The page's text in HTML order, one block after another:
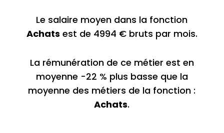
Le salaire moyen dans la fonction
Achats est de 4994 € bruts par mois.
La rémunération de ce métier est en
moyenne -22 % plus basse que la
moyenne des métiers de la fonction :
Achats.